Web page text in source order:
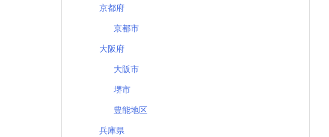
京都府
京都市
大阪府
大阪市
堺市
豊能地区
兵庫県